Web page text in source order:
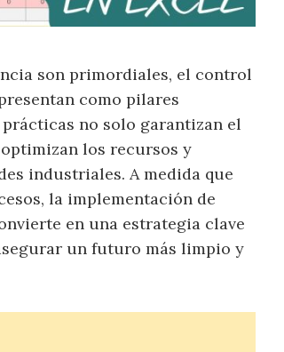
son primordiales, el control
como pilares
no solo garantizan el
los recursos y
industriales. A medida que
la implementación de
en una estrategia clave
un futuro más limpio y